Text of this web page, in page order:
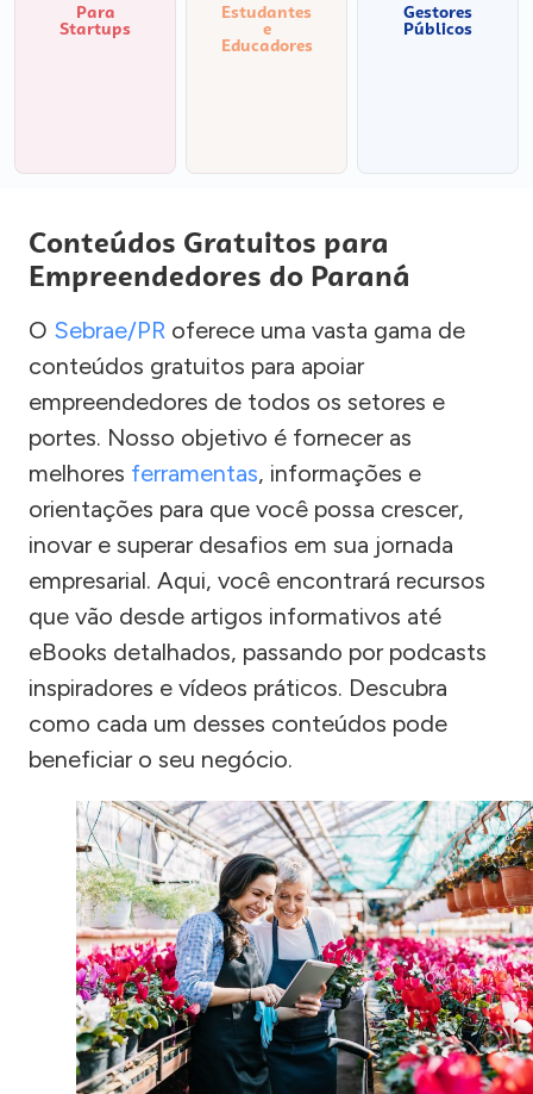
Para
Startups
Estudantes
e
Educadores
Gestores
Públicos
Conteúdos Gratuitos para
Empreendedores do Paraná
O Sebrae/PR oferece uma vasta gama de
conteúdos gratuitos para apoiar
empreendedores de todos os setores e
portes. Nosso objetivo é fornecer as
melhores ferramentas, informações e
orientações para que você possa crescer,
inovar e superar desafios em sua jornada
empresarial. Aqui, você encontrará recursos
que vão desde artigos informativos até
eBooks detalhados, passando por podcasts
inspiradores e vídeos práticos. Descubra
como cada um desses conteúdos pode
beneficiar o seu negócio.